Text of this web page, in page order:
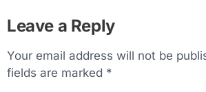
Leave a Reply
Your email address will not be
fields are marked *